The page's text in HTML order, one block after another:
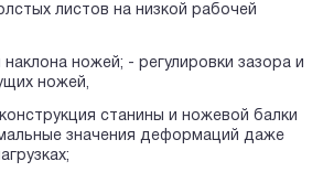
листов на низкой рабочей
наклона ножей; - регулировки зазора и
ножей,
станины и ножевой балки
значения деформаций даже